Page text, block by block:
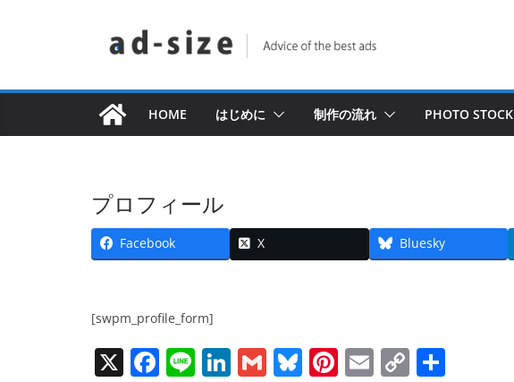
ン
へ
HOME はじめに 制作の流れ PHOTO STOCK
プロフィール
Facebook X Bluesky
[swpm_profile_form]
X F Li Li G Bl Pi E C